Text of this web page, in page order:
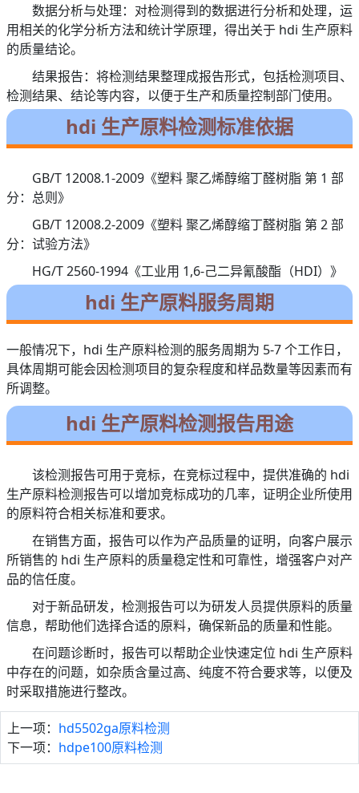
数据分析与处理：对检测得到的数据进行分析和处理，运
用相关的化学分析方法和统计学原理，得出关于 hdi 生产原料
的质量结论。
结果报告：将检测结果整理成报告形式，包括检测项目、
检测结果、结论等内容，以便于生产和质量控制部门使用。
hdi 生产原料检测标准依据
GB/T 12008.1-2009《塑料 聚乙烯醇缩丁醛树脂 第 1 部
分：总则》
GB/T 12008.2-2009《塑料 聚乙烯醇缩丁醛树脂 第 2 部
分：试验方法》
HG/T 2560-1994《工业用 1,6-己二异氰酸酯（HDI）》
hdi 生产原料服务周期
一般情况下，hdi 生产原料检测的服务周期为 5-7 个工作日，
具体周期可能会因检测项目的复杂程度和样品数量等因素而有
所调整。
hdi 生产原料检测报告用途
该检测报告可用于竞标，在竞标过程中，提供准确的 hdi
生产原料检测报告可以增加竞标成功的几率，证明企业所使用
的原料符合相关标准和要求。
在销售方面，报告可以作为产品质量的证明，向客户展示
所销售的 hdi 生产原料的质量稳定性和可靠性，增强客户对产
品的信任度。
对于新品研发，检测报告可以为研发人员提供原料的质量
信息，帮助他们选择合适的原料，确保新品的质量和性能。
在问题诊断时，报告可以帮助企业快速定位 hdi 生产原料
中存在的问题，如杂质含量过高、纯度不符合要求等，以便及
时采取措施进行整改。
上一项： hd5502ga原料检测
下一项： hdpe100原料检测